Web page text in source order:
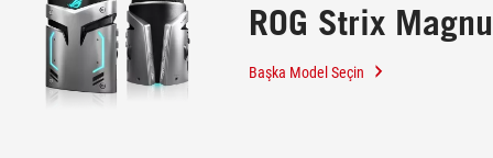
Ödüller
Galeri
Destek
ROG Strix
Başka Model Seçin